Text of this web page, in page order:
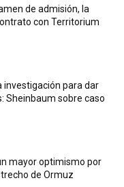
de admisión, la
con Territorium
investigación para dar
Sheinbaum sobre caso
mayor optimismo por
de Ormuz